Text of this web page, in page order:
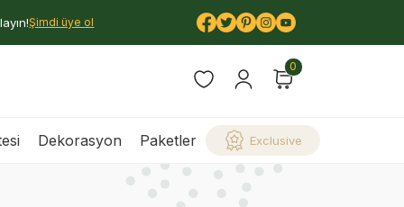
Şimdi üye ol
0
Dekorasyon Paketler Exclusive